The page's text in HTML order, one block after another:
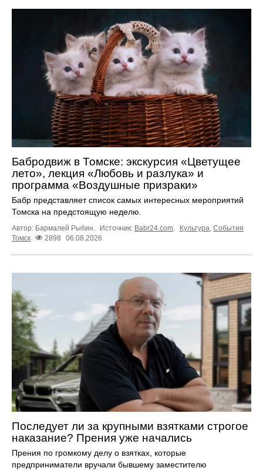
Бабродвиж в Томске: экскурсия «Цветущее
лето», лекция «Любовь и разлука» и
программа «Воздушные призраки»
Бабр представляет список самых интересных мероприятий
Томска на предстоящую неделю.
Автор: Бармалей Рыбин. Источник: Babr24.com. Культура, События
Томск
2898 06.08.2026
Последует ли за крупными взятками строгое
наказание? Прения уже начались
Прения по громкому делу о взятках, которые
предприниматели вручали бывшему заместителю